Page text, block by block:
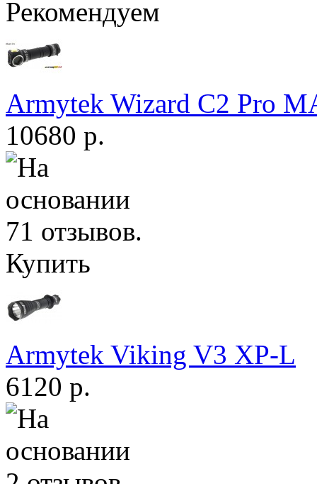
Рекомендуем
Armytek Wizard С2 Pro
10680 р.
Купить
Armytek Viking V3 XP-L
6120 р.